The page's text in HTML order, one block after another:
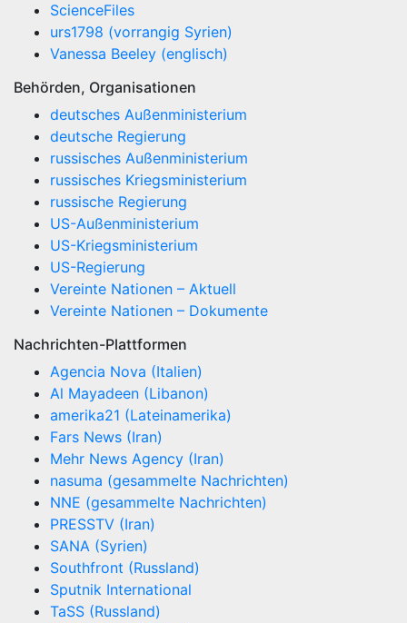
ScienceFiles
urs1798 (vorrangig Syrien)
Vanessa Beeley (englisch)
Behörden, Organisationen
deutsches Außenministerium
deutsche Regierung
russisches Außenministerium
russisches Kriegsministerium
russische Regierung
US-Außenministerium
US-Kriegsministerium
US-Regierung
Vereinte Nationen – Aktuell
Vereinte Nationen – Dokumente
Nachrichten-Plattformen
Agencia Nova (Italien)
Al Mayadeen (Libanon)
amerika21 (Lateinamerika)
Fars News (Iran)
Mehr News Agency (Iran)
nasuma (gesammelte Nachrichten)
NNE (gesammelte Nachrichten)
PRESSTV (Iran)
SANA (Syrien)
Southfront (Russland)
Sputnik International
TaSS (Russland)